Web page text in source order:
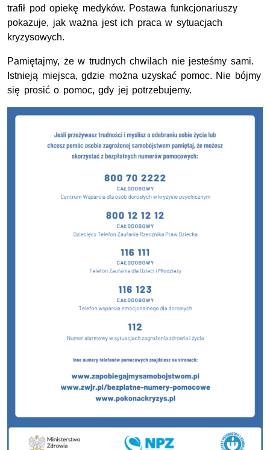
trafił pod opiekę medyków. Postawa funkcjonariuszy
pokazuje, jak ważna jest ich praca w sytuacjach
kryzysowych.
Pamiętajmy, że w trudnych chwilach nie jesteśmy sami.
Istnieją miejsca, gdzie można uzyskać pomoc. Nie bójmy
się prosić o pomoc, gdy jej potrzebujemy.